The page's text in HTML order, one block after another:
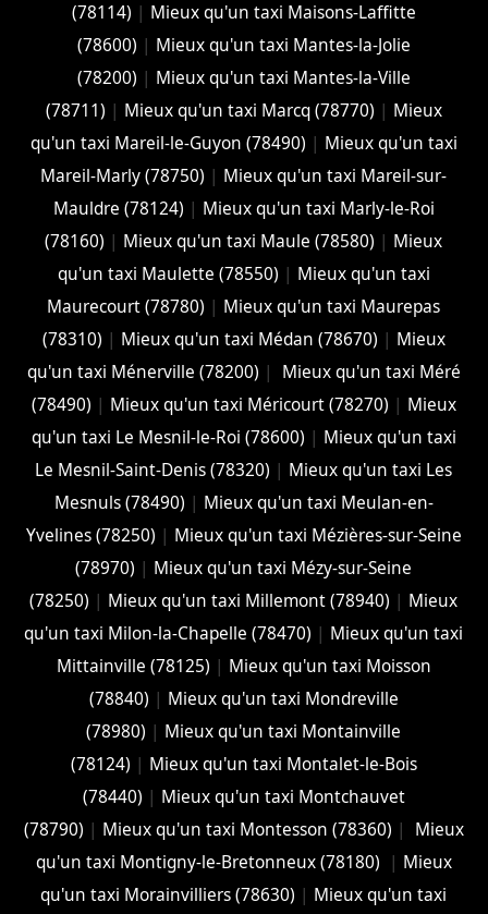
(78114) | Mieux qu'un taxi Maisons-Laffitte
(78600) | Mieux qu'un taxi Mantes-la-Jolie
(78200) | Mieux qu'un taxi Mantes-la-Ville
(78711) | Mieux qu'un taxi Marcq (78770) | Mieux
qu'un taxi Mareil-le-Guyon (78490) | Mieux qu'un taxi
Mareil-Marly (78750) | Mieux qu'un taxi Mareil-sur-
Mauldre (78124) | Mieux qu'un taxi Marly-le-Roi
(78160) | Mieux qu'un taxi Maule (78580) | Mieux
qu'un taxi Maulette (78550) | Mieux qu'un taxi
Maurecourt (78780) | Mieux qu'un taxi Maurepas
(78310) | Mieux qu'un taxi Médan (78670) | Mieux
qu'un taxi Ménerville (78200) |
Mieux qu'un taxi Méré
(78490) | Mieux qu'un taxi Méricourt (78270) | Mieux
qu'un taxi Le Mesnil-le-Roi (78600) | Mieux qu'un taxi
Le Mesnil-Saint-Denis (78320) | Mieux qu'un taxi Les
Mesnuls (78490) | Mieux qu'un taxi Meulan-en-
Yvelines (78250) | Mieux qu'un taxi Mézières-sur-Seine
(78970) | Mieux qu'un taxi Mézy-sur-Seine
(78250) | Mieux qu'un taxi Millemont (78940) | Mieux
qu'un taxi Milon-la-Chapelle (78470) | Mieux qu'un taxi
Mittainville (78125) | Mieux qu'un taxi Moisson
(78840) | Mieux qu'un taxi Mondreville
(78980) | Mieux qu'un taxi Montainville
(78124) | Mieux qu'un taxi Montalet-le-Bois
(78440) | Mieux qu'un taxi Montchauvet
(78790) | Mieux qu'un taxi Montesson (78360) |
Mieux
qu'un taxi Montigny-le-Bretonneux (78180)
| Mieux
qu'un taxi Morainvilliers (78630) | Mieux qu'un taxi